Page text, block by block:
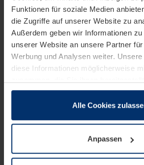
Funktionen für soziale Medien
die Zugriffe auf unserer Website zu
Außerdem geben wir Informationen
unserer Website an unsere Partner
Werbung und Analysen weiter.
diese Informationen möglicherweise
sie im Rahmen Ihrer Nutzung der
wenn diese für den Betrieb dieser
notwendig sind. Für alle anderen
wir Ihre Erlaubnis. Ihre Einwilligung
Alle Cookies
Anpassen